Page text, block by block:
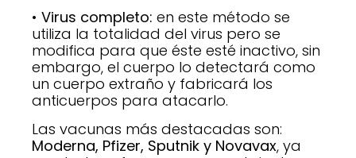
• Virus completo: en este método se
utiliza la totalidad del virus pero se
modifica para que éste esté inactivo, sin
embargo, el cuerpo lo detectará como
un cuerpo extraño y fabricará los
anticuerpos para atacarlo.
Las vacunas más destacadas son:
Moderna, Pfizer, Sputnik y Novavax, ya